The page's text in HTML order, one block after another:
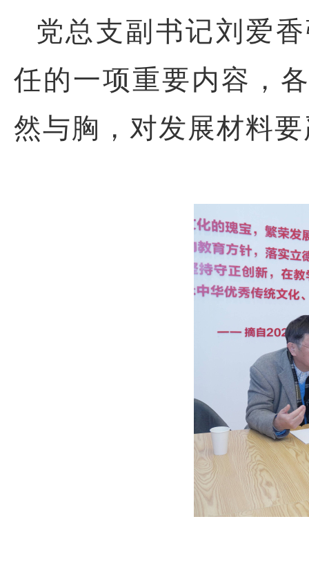
党总支副书记刘爱
任的一项重要内容，
然与胸，对发展材料